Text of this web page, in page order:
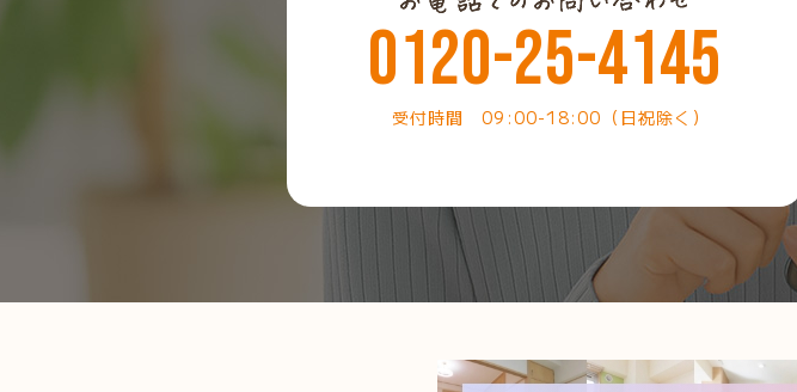
0120-25-4145
受付時間 09:00-18:00（日祝除く）